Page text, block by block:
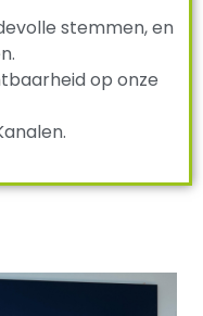
stemmen, en
op onze